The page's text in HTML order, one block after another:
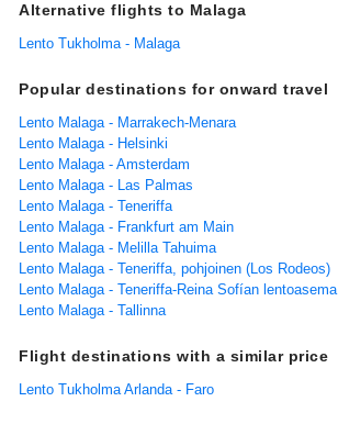
Alternative flights to Malaga
Lento Tukholma - Malaga
Popular destinations for onward travel
Lento Malaga - Marrakech-Menara
Lento Malaga - Helsinki
Lento Malaga - Amsterdam
Lento Malaga - Las Palmas
Lento Malaga - Teneriffa
Lento Malaga - Frankfurt am Main
Lento Malaga - Melilla Tahuima
Lento Malaga - Teneriffa, pohjoinen (Los Rodeos)
Lento Malaga - Teneriffa-Reina Sofían lentoasema
Lento Malaga - Tallinna
Flight destinations with a similar price
Lento Tukholma Arlanda - Faro